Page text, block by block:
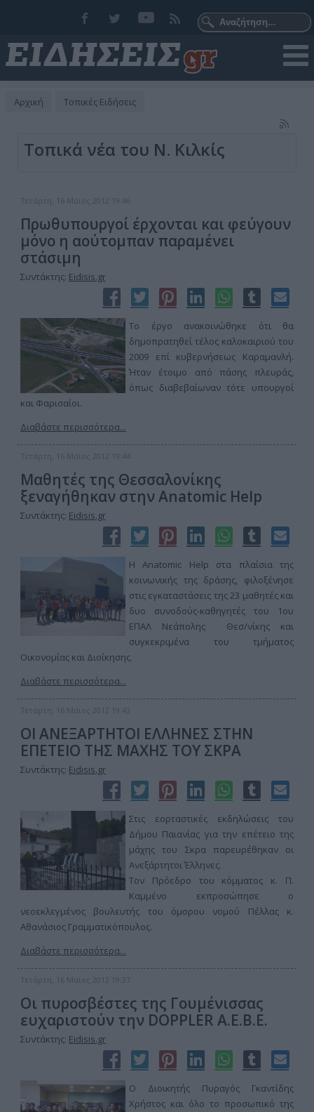
Αρχική Τοπικές Ειδήσεις
Τοπικά νέα του Ν. Κιλκίς
Τετάρτη, 16 Μαϊος 2012 19:46
Πρωθυπουργοί έρχονται και φεύγουν
μόνο η αούτομπαν παραμένει
στάσιμη
Συντάκτης: Eidisis.gr
Το έργο ανακοινώθηκε ότι θα
δημοπρατηθεί τέλος καλοκαιριού του
2009 επί κυβερνήσεως Καραμανλή.
Ήταν έτοιμο από πάσης πλευράς,
όπως διαβεβαίωναν τότε υπουργοί
και Φαρισαίοι.
Διαβάστε περισσότερα...
Τετάρτη, 16 Μαϊος 2012 19:44
Μαθητές της Θεσσαλονίκης
ξεναγήθηκαν στην Anatomic Help
Συντάκτης: Eidisis.gr
H Anatomic Help στα πλαίσια της
κοινωνικής της δράσης, φιλοξένησε
στις εγκαταστάσεις της 23 μαθητές και
δυο συνοδούς-καθηγητές του 1ου
ΕΠΑΛ Νεάπολης Θεσ/νίκης και
συγκεκριμένα του τμήματος
Οικονομίας και Διοίκησης.
Διαβάστε περισσότερα...
Τετάρτη, 16 Μαϊος 2012 19:43
ΟΙ ΑΝΕΞΑΡΤΗΤΟΙ ΕΛΛΗΝΕΣ ΣΤΗΝ
ΕΠΕΤΕΙΟ ΤΗΣ ΜΑΧΗΣ ΤΟΥ ΣΚΡΑ
Συντάκτης: Eidisis.gr
Στις εορταστικές εκδηλώσεις του
Δήμου Παιανίας για την επέτειο της
μάχης του Σκρα παρευρέθηκαν οι
Ανεξάρτητοι Έλληνες.
Τον Πρόεδρο του κόμματος κ. Π.
Καμμένο εκπροσώπησε ο
νεοεκλεγμένος βουλευτής του όμορου νομού Πέλλας κ.
Αθανάσιος Γραμματικόπουλος.
Διαβάστε περισσότερα...
Τετάρτη, 16 Μαϊος 2012 19:37
Οι πυροσβέστες της Γουμένισσας
ευχαριστούν την DOPPLER A.E.B.E.
Συντάκτης: Eidisis.gr
Ο Διοικητής Πυραγός Γκαντίδης
Χρήστος και όλο το προσωπικό της